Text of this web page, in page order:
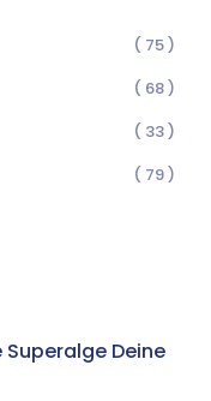
( 75 )
( 68 )
( 33 )
( 79 )
Deine